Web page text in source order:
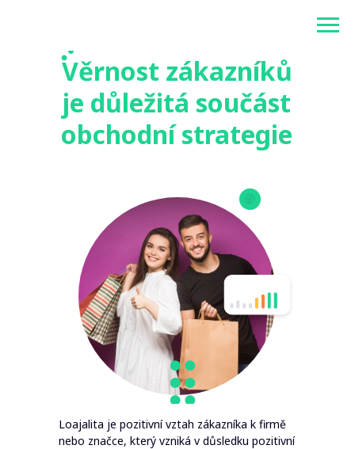
Věrnost zákazníků
je důležitá součást
obchodní strategie
Loajalita je pozitivní vztah zákazníka k firmě
nebo značce, který vzniká v důsledku pozitivní